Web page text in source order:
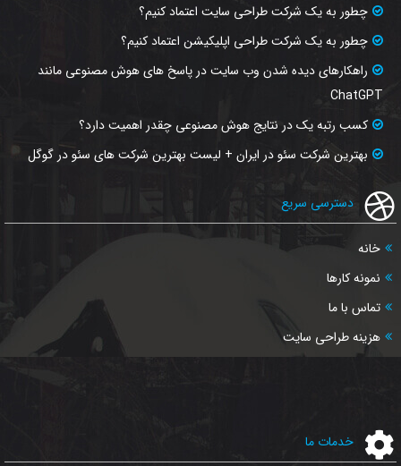
چطور به یک شرکت طراحی سایت اعتماد کنیم؟
چطور به یک شرکت طراحی اپلیکیشن اعتماد کنیم؟
راهکارهای دیده شدن وب‌ سایت در پاسخ‌ های هوش مصنوعی مانند
ChatGPT
کسب رتبه یک در نتایج هوش مصنوعی چقدر اهمیت دارد؟
بهترین شرکت سئو در ایران + لیست بهترین شرکت های سئو در گوگل
دسترسی سریع
خانه
نمونه کارها
تماس با ما
هزینه طراحی سایت
خدمات ما